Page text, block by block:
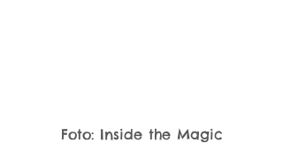
Foto: Inside the Magic